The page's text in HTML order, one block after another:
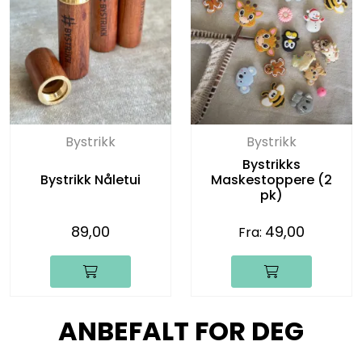
Bystrikk
Bystrikk Nåletui
89,00
Bystrikk
Bystrikks
Maskestoppere (2
pk)
Fra: 49,00
ANBEFALT FOR DEG